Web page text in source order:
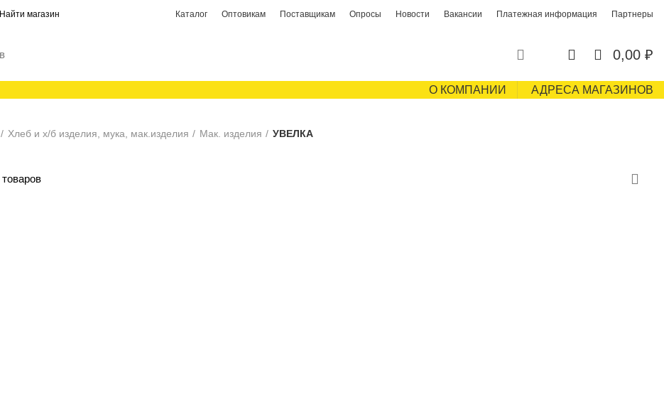
Найти магазин Каталог Оптовикам Поставщикам Опросы Новости Вакансии Платежная информация Партнеры
0,00 ₽
О КОМПАНИИ АДРЕСА МАГАЗИНОВ
Хлеб и х/б изделия, мука, мак.изделия Мак. изделия УВЕЛКА